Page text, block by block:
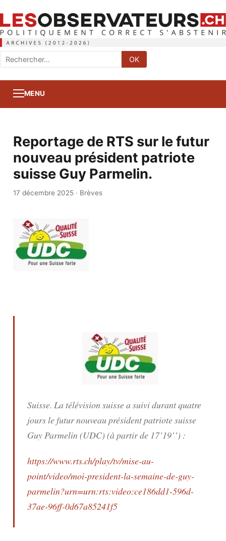
Rechercher
:
OK
MENU
Reportage de RTS sur le futur
nouveau président patriote
suisse Guy Parmelin.
17 décembre 2025· Brèves
Suisse. La télévision suisse a suivi durant quatre
jours le futur nouveau président patriote suisse
Guy Parmelin (UDC) (à partir de 17’19’’) :
https://www.rts.ch/play/tv/mise-au-
point/video/moi-president-la-semaine-de-guy-
parmelin?urn=urn:rts:video:ce186dd1-596d-
37ae-96ff-0d67a85241f5